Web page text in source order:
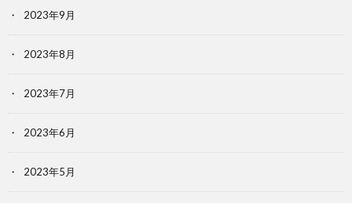
2023年9月
2023年8月
2023年7月
2023年6月
2023年5月